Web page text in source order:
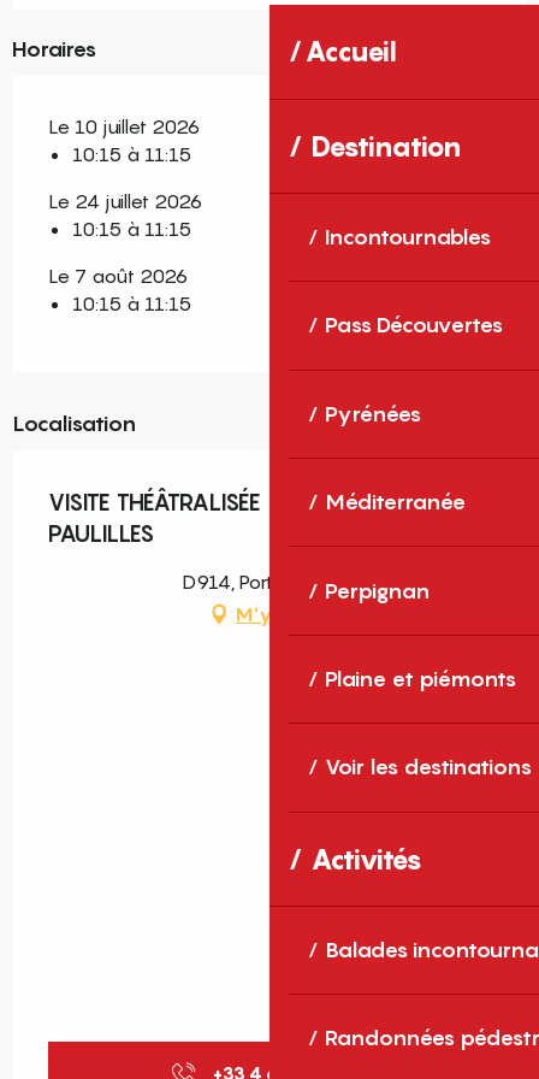
Accueil
Destination
Incontournables
Pass Découvertes
Pyrénées
Méditerranée
Perpignan
Plaine et piémonts
Voir les destinations
Activités
Balades
Randonnées
Horaires
Le 10 juillet 2026
10:15 à 11:15
Le 24 juillet 2026
10:15 à 11:15
Le 7 août 2026
10:15 à 11:15
Localisation
VISITE THÉÂTRALISÉE SUR LE SITE DE
PAULILLES
D914, Port-Vendres
M'y rendre
+33 4 68 95 23